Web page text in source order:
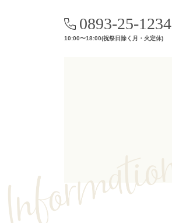
0893-25-1234
10:00〜18:00(祝祭日除く月・火定休)